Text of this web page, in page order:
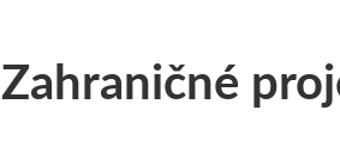
Zahraničné